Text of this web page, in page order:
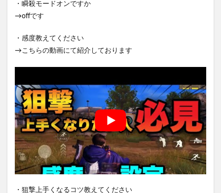
・瞬殺モードオンですか
→offです
・感度教えてください
→こちらの動画にて紹介しております
・狙撃上手くなるコツ教えてください